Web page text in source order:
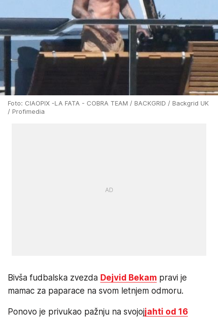
Foto: CIAOPIX -LA FATA - COBRA TEAM / BACKGRID / Backgrid UK
/ Profimedia
Bivša fudbalska zvezda Dejvid Bekam pravi je
mamac za paparace na svom letnjem odmoru.
Ponovo je privukao pažnju na svojojjahti od 16